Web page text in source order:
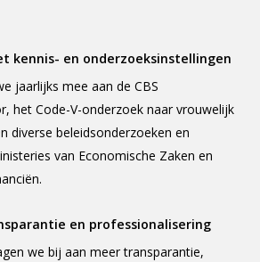
kennis- en onderzoeksinstellingen
jaarlijks mee aan de CBS
het Code-V-onderzoek naar vrouwelijk
diverse beleidsonderzoeken en
van Economische Zaken en
en professionalisering
we bij aan meer transparantie,